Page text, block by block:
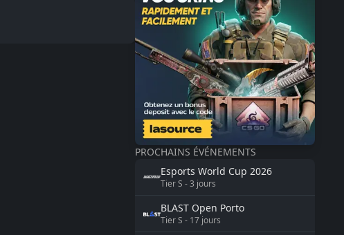
PROCHAINS ÉVÉNEMENTS
Esports World Cup 2026
TierS -3 jours
BLAST Open Porto
TierS - 17 jours